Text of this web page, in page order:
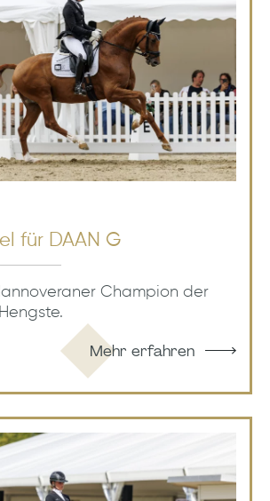
für DAAN G
Champion der
Mehr erfahren